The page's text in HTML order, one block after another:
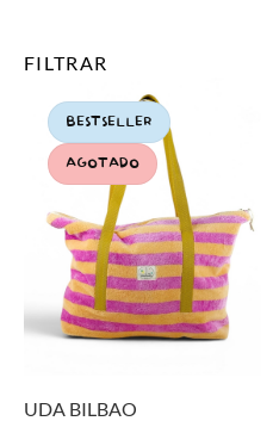
FILTRAR
BESTSELLER
AGOTADO
UDA BILBAO